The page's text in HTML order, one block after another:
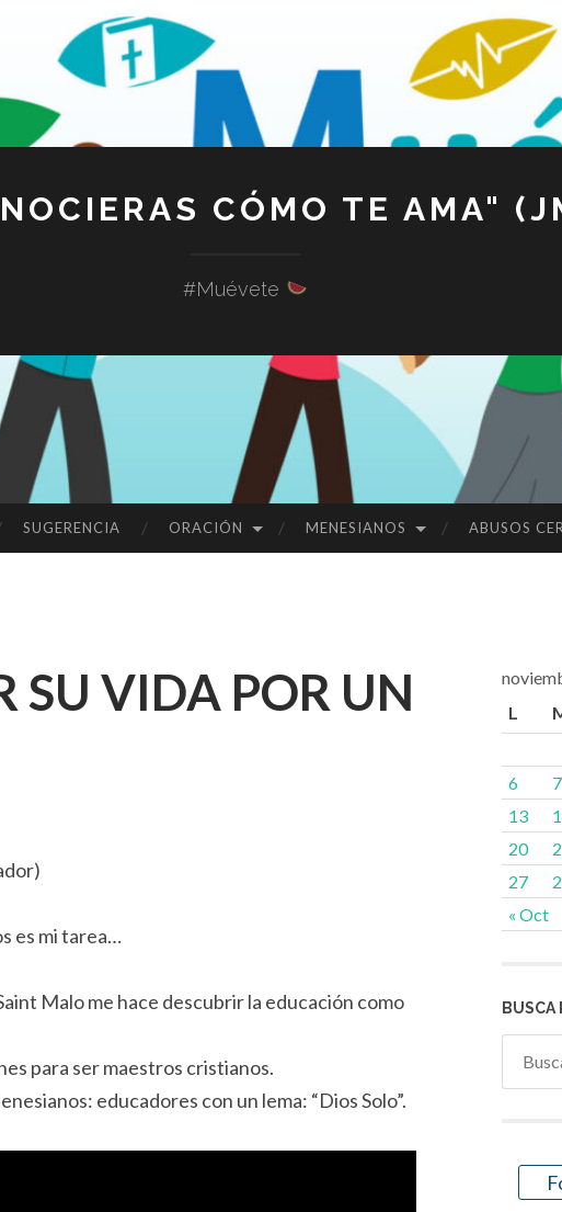
CÓMO TE AMA"
#Muévete
SUGERENCIA ORACIÓN MENESIANOS ABUSOS
SU VIDA POR UN
es mi tarea…
Malo me hace descubrir la educación como
para ser maestros cristianos.
educadores con un lema: “Dios Solo”.
L
« Oct
6
7
13
20
27
BUSCA